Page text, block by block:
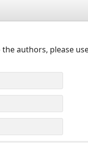
authors, please